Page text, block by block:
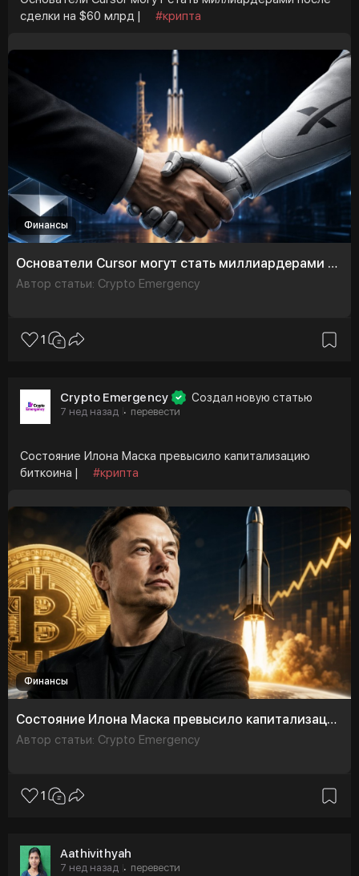
пользователей.
В конечном итоге вопрос заключается не только в
пользователей, конкурентоспособности европейского
рынка и способности MiCA стать действительно
единым регуляторным стандартом для цифровых
активов ⚡️
#mica #crypto
#blockchain
сделки на $60 млрд |
#крипта
Финансы
Основатели Cursor могут стать миллиардерами после сделки на $60 млрд
Автор статьи: Crypto Emergency
1
Crypto Emergency Создал новую статью
7 нед назад · перевести
Состояние Илона Маска превысило капитализацию
биткоина |
#крипта
Финансы
Состояние Илона Маска превысило капитализацию биткоина
Автор статьи: Crypto Emergency
1
Aathivithyah
7 нед назад · перевести